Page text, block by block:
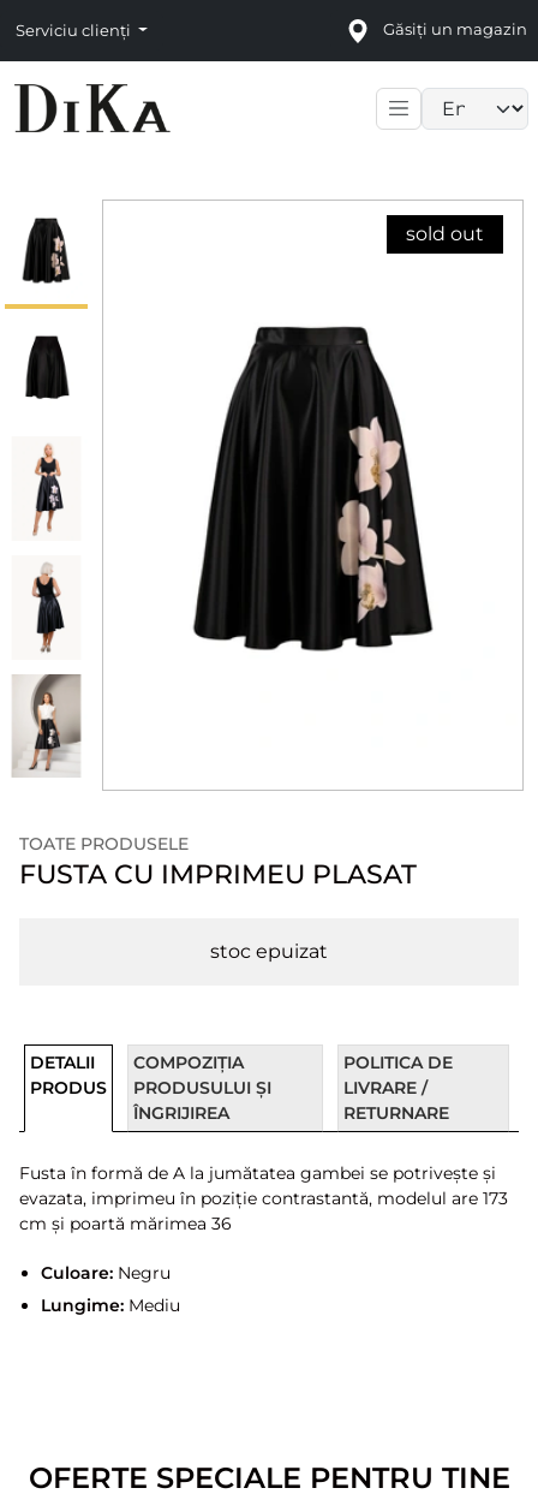
Serviciu clienți Găsiți un magazin
sold out
TOATE PRODUSELE
FUSTA CU IMPRIMEU PLASAT
stoc epuizat
DETALII
PRODUS
COMPOZIȚIA
PRODUSULUI ȘI
ÎNGRIJIREA
POLITICA DE
LIVRARE /
RETURNARE
Fusta în formă de A la jumătatea gambei se potrivește și
evazata, imprimeu în poziție contrastantă, modelul are 173
cm și poartă mărimea 36
Culoare:Negru
Lungime:Mediu
OFERTE SPECIALE PENTRU TINE